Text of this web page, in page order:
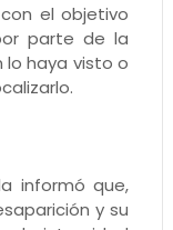
el objetivo
parte de la
lo haya visto o
informó que,
y su